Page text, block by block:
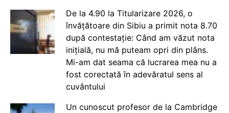
De la 4.90 la Titularizare 2026, o
învățătoare din Sibiu a primit nota 8.70
după contestație: Când am văzut nota
inițială, nu mă puteam opri din plâns.
Mi-am dat seama că lucrarea mea nu a
fost corectată în adevăratul sens al
cuvântului
Un cunoscut profesor de la Cambridge